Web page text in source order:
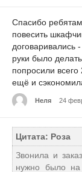
Спасибо
повесить
руки было
попросили
ещё и
Неля 24
Цитата: Роза
Звонила и
нужно было на